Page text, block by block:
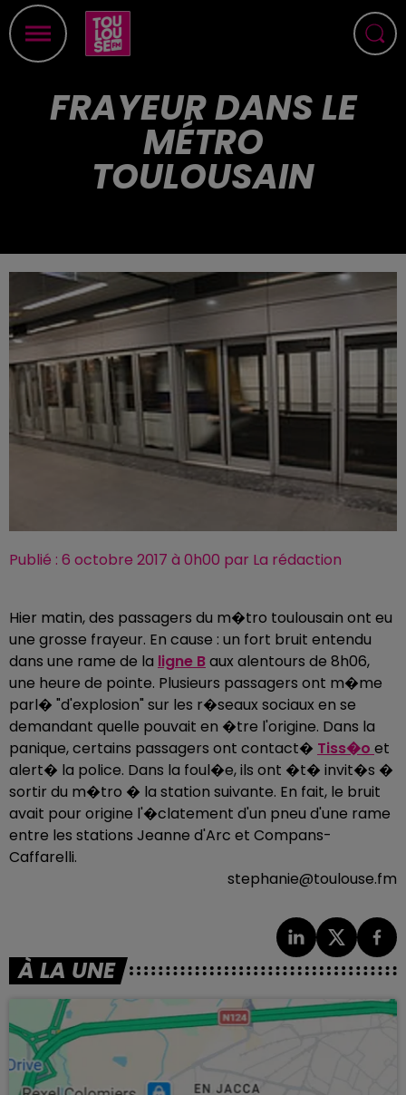
FRAYEUR DANS LE
MÉTRO
TOULOUSAIN
Publié : 6 octobre 2017 à 0h00 par La rédaction
Hier matin, des passagers du m�tro toulousain ont eu
une grosse frayeur. En cause : un fort bruit entendu
dans une rame de la ligne Baux alentours de 8h06,
une heure de pointe. Plusieurs passagers ont m�me
parl� "d'explosion" sur les r�seaux sociaux en se
demandant quelle pouvait en �tre l'origine. Dans la
panique, certains passagers ont contact� Tiss�o et
alert� la police. Dans la foul�e, ils ont �t� invit�s �
sortir du m�tro � la station suivante. En fait, le bruit
avait pour origine l'�clatement d'un pneu d'une rame
entre les stations Jeanne d'Arc et Compans-
Caffarelli.
stephanie@toulouse.fm
À LA UNE